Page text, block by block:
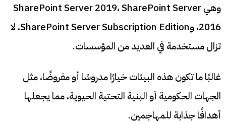
وهي SharePoint Server 2019، SharePoint Server
2016، وSharePoint Server Subscription Edition، لا
تزال مستخدمة في العديد من المؤسسات.
غالبًا ما تكون هذه البيئات خيارًا مدروسًا أو مفروضًا، مثل
الجهات الحكومية أو البنية التحتية الحيوية، مما يجعلها
أهدافًا جذابة للمهاجمين.